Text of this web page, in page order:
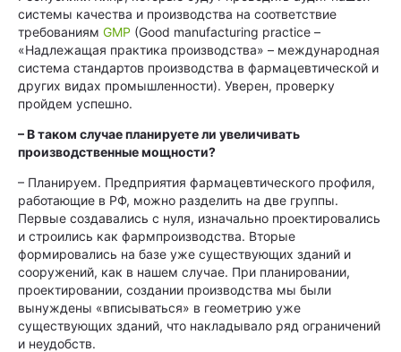
системы качества и производства на соответствие
требованиям GMP (Good manufacturing practice –
«Надлежащая практика производства» – международная
система стандартов производства в фармацевтической и
других видах промышленности). Уверен, проверку
пройдем успешно.
– В таком случае планируете ли увеличивать
производственные мощности?
– Планируем. Предприятия фармацевтического профиля,
работающие в РФ, можно разделить на две группы.
Первые создавались с нуля, изначально проектировались
и строились как фармпроизводства. Вторые
формировались на базе уже существующих зданий и
сооружений, как в нашем случае. При планировании,
проектировании, создании производства мы были
вынуждены «вписываться» в геометрию уже
существующих зданий, что накладывало ряд ограничений
и неудобств.